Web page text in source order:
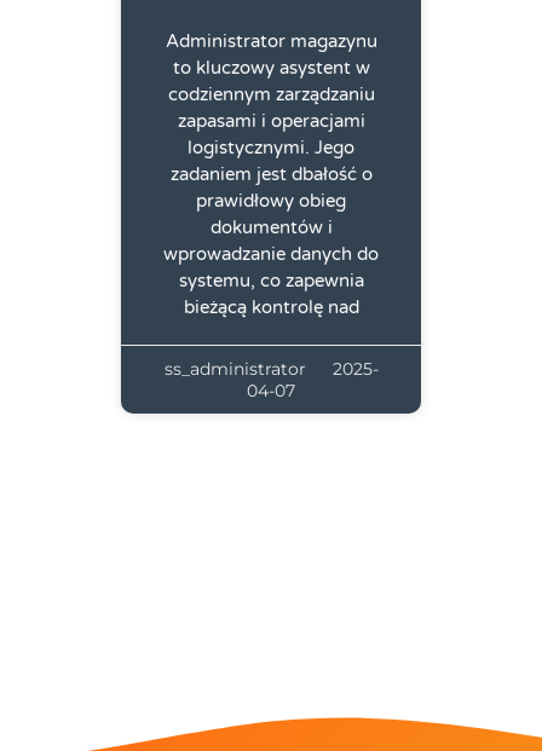
Administrator magazynu
to kluczowy asystent w
codziennym zarządzaniu
zapasami i operacjami
logistycznymi. Jego
zadaniem jest dbałość o
prawidłowy obieg
dokumentów i
wprowadzanie danych do
systemu, co zapewnia
bieżącą kontrolę nad
ss_administrator
2025-
04-07